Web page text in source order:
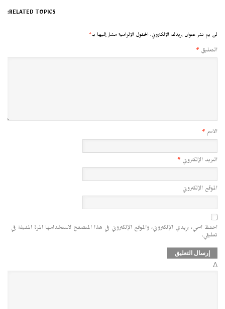
RELATED TOPICS:
لن يتم نشر عنوان بريدك الإلكتروني. الحقول الإلزامية مشار إليها بـ*
التعليق *
الاسم *
البريد الإلكتروني *
الموقع الإلكتروني
احفظ اسمي، بريدي الإلكتروني، والموقع الإلكتروني في هذا المتصفح لاستخدامها المرة المقبلة في
تعليقي.
Δ